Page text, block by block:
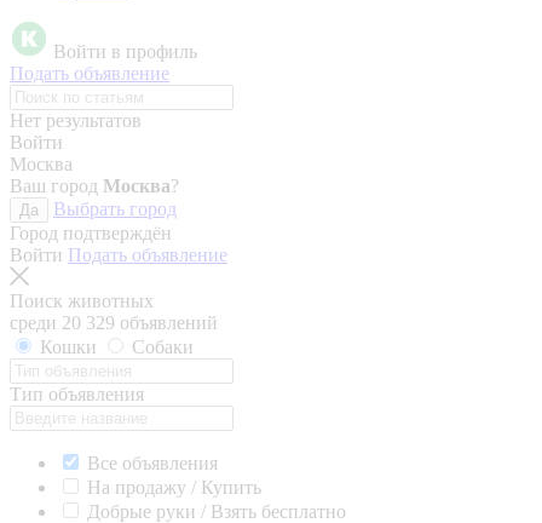
Войти в профиль
Подать объявление
Нет результатов
Войти
Москва
Ваш город Москва?
Да
Выбрать город
Город подтверждён
Войти Подать объявление
Поиск животных
среди 20 329 объявлений
Кошки
Собаки
Тип объявления
Все объявления
На продажу / Купить
Добрые руки / Взять бесплатно